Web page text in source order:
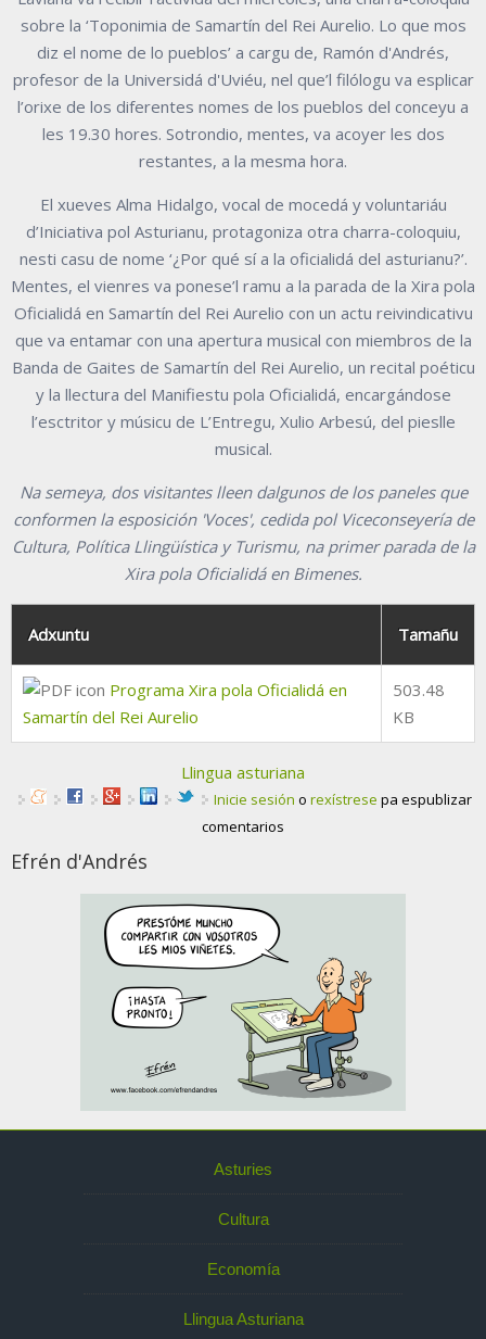
sobre la ‘Toponimia de Samartín del Rei Aurelio. Lo que mos
diz el nome de lo pueblos’ a cargu de, Ramón d'Andrés,
profesor de la Universidá d'Uviéu, nel que’l filólogu va esplicar
l’orixe de los diferentes nomes de los pueblos del conceyu a
les 19.30 hores. Sotrondio, mentes, va acoyer les dos
restantes, a la mesma hora.
El xueves Alma Hidalgo, vocal de mocedá y voluntariáu
d’Iniciativa pol Asturianu, protagoniza otra charra-coloquiu,
nesti casu de nome ‘¿Por qué sí a la oficialidá del asturianu?’.
Mentes, el vienres va ponese’l ramu a la parada de la Xira pola
Oficialidá en Samartín del Rei Aurelio con un actu reivindicativu
que va entamar con una apertura musical con miembros de la
Banda de Gaites de Samartín del Rei Aurelio, un recital poéticu
y la llectura del Manifiestu pola Oficialidá, encargándose
l’esctritor y músicu de L’Entregu, Xulio Arbesú, del pieslle
musical.
Na semeya, dos visitantes lleen dalgunos de los paneles que
conformen la esposición 'Voces', cedida pol Viceconseyería de
Cultura, Política Llingüística y Turismu, na primer parada de la
Xira pola Oficialidá en Bimenes.
Adxuntu Tamañu
Programa Xira pola Oficialidá en
Samartín del Rei Aurelio
503.48
KB
Llingua asturiana
Inicie sesión o rexístrese pa espublizar
comentarios
Efrén d'Andrés
Asturies
Cultura
Economía
Llingua Asturiana